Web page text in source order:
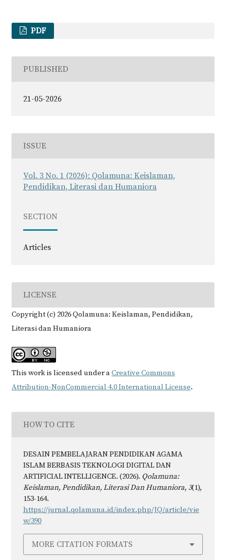
PDF
PUBLISHED
21-05-2026
ISSUE
Vol. 3 No. 1 (2026): Qolamuna: Keislaman,
Pendidikan, Literasi dan Humaniora
SECTION
Articles
LICENSE
Copyright (c) 2026 Qolamuna: Keislaman, Pendidikan,
Literasi dan Humaniora
This work is licensed under aCreative Commons
Attribution-NonCommercial 4.0 International License.
HOW TO CITE
DESAIN PEMBELAJARAN PENDIDIKAN AGAMA
ISLAM BERBASIS TEKNOLOGI DIGITAL DAN
ARTIFICIAL INTELLIGENCE. (2026). Qolamuna:
Keislaman, Pendidikan, Literasi Dan Humaniora, 3(1),
153-164.
https://jurnal.qolamuna.id/index.php/JQ/article/vie
w/390
MORE CITATION FORMATS